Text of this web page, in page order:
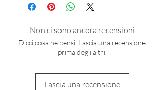
mano utilizzando acqua
Non stirare, asciugare in
asciugatrice o candeggiare
salata o al cloro, sciacquare
Non ci sono ancora recensioni
Dicci cosa ne pensi. Lascia una recensione
prima degli altri.
Lascia una recensione